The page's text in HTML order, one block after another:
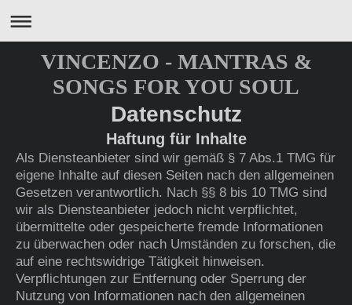
VINCENZO - MANTRAS &
SONGS FOR YOU SOUL
Datenschutz
Haftung für Inhalte
Als Diensteanbieter sind wir gemäß § 7 Abs.1 TMG für
eigene Inhalte auf diesen Seiten nach den allgemeinen
Gesetzen verantwortlich. Nach §§ 8 bis 10 TMG sind
wir als Diensteanbieter jedoch nicht verpflichtet,
übermittelte oder gespeicherte fremde Informationen
zu überwachen oder nach Umständen zu forschen, die
auf eine rechtswidrige Tätigkeit hinweisen.
Verpflichtungen zur Entfernung oder Sperrung der
Nutzung von Informationen nach den allgemeinen